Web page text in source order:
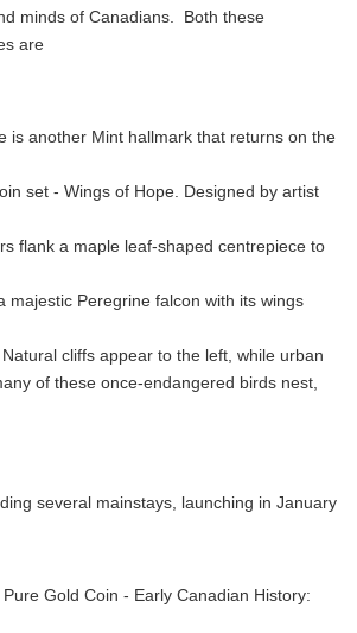
minds of Canadians. Both these
are
is another Mint hallmark that returns on the
set - Wings of Hope. Designed by artist
flank a maple leaf-shaped centrepiece to
majestic Peregrine falcon with its wings
cliffs appear to the left, while urban
of these once-endangered birds nest,
several mainstays, launching in January
Gold Coin - Early Canadian History: